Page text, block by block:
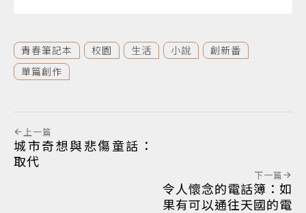
青春筆記本 校園 生活 小說
創新番
單篇創作
上一篇
城市奇想與悲傷童話：
取代
下一篇
令人懷念的電話簿：如
果有可以通往天國的電